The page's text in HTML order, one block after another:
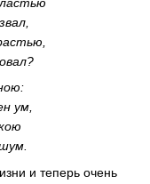
ум,
и теперь очень